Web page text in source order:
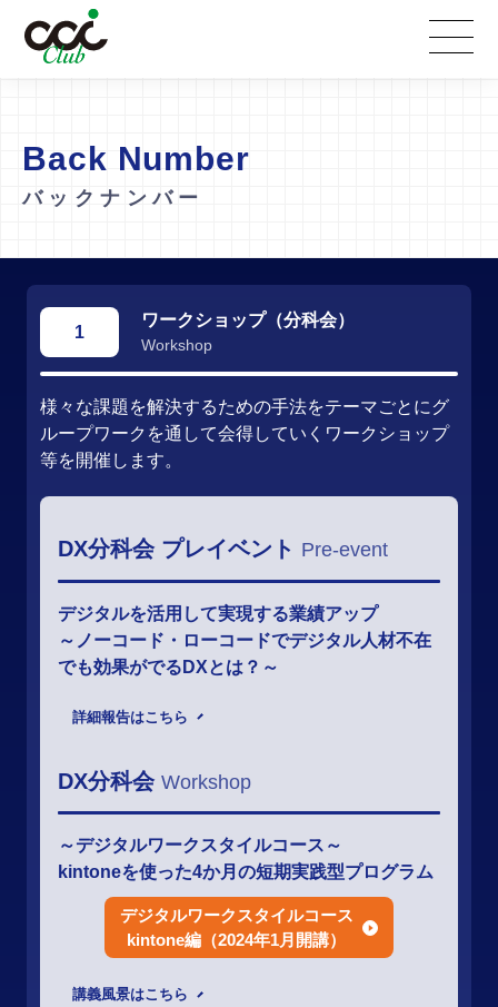
Back Number
バックナンバー
ワークショップ（分科会）
Workshop
様々な課題を解決するための手法をテーマごとにグ
ループワークを通して会得していくワークショップ
等を開催します。
DX分科会 プレイベント Pre-event
デジタルを活用して実現する業績アップ
～ノーコード・ローコードでデジタル人材不在
でも効果がでるDXとは？～
詳細報告はこちら
DX分科会 Workshop
～デジタルワークスタイルコース～
kintoneを使った4か月の短期実践型プログラム
デジタルワークスタイルコース
kintone編（2024年1月開講）
講義風景はこちら